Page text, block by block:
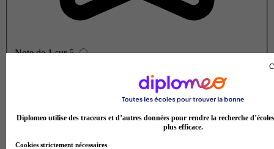
Note de 1 sur 5
Diplomeo utilise des traceurs et d’autres données pour rendre la recherche
plus efficace.
Cookies strictement nécessaires